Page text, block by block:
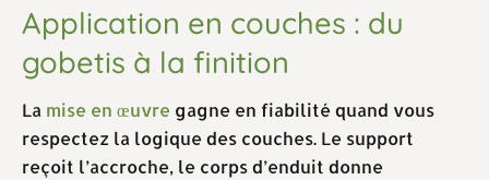
Application en couches : du
gobetis à la finition
La mise en œuvre gagne en fiabilité quand vous
respectez la logique des couches. Le support
reçoit l’accroche, le corps d’enduit donne